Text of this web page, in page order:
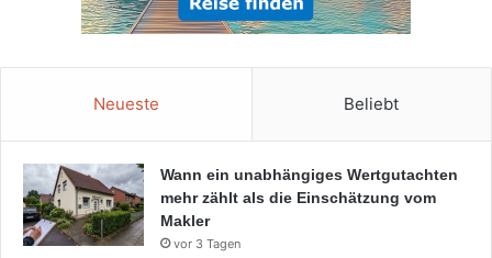
Neueste Beliebt
Wann ein unabhängiges Wertgutachten
mehr zählt als die Einschätzung vom
Makler
vor 3 Tagen